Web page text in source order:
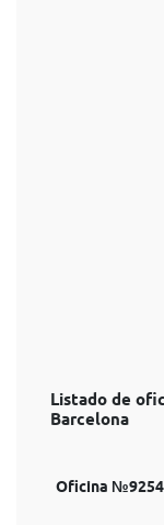
Listado de
Barcelona
Oficina №9254